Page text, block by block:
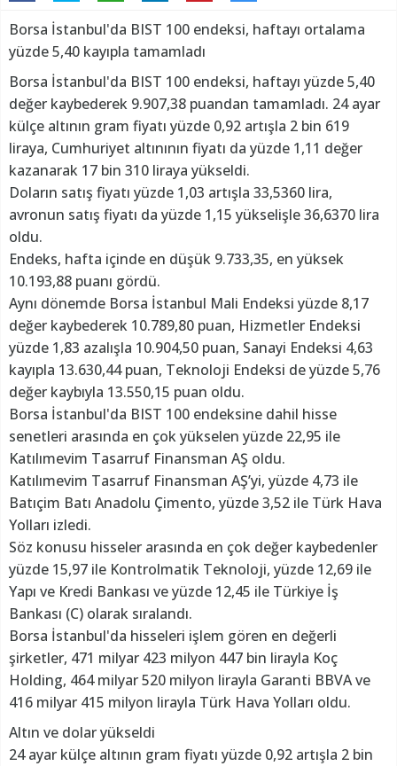
Borsa İstanbul'da BIST 100 endeksi, haftayı ortalama
yüzde 5,40 kayıpla tamamladı
Borsa İstanbul'da BIST 100 endeksi, haftayı yüzde 5,40
değer kaybederek 9.907,38 puandan tamamladı. 24 ayar
külçe altının gram fiyatı yüzde 0,92 artışla 2 bin 619
liraya, Cumhuriyet altınının fiyatı da yüzde 1,11 değer
kazanarak 17 bin 310 liraya yükseldi.
Doların satış fiyatı yüzde 1,03 artışla 33,5360 lira,
avronun satış fiyatı da yüzde 1,15 yükselişle 36,6370 lira
oldu.
Endeks, hafta içinde en düşük 9.733,35, en yüksek
10.193,88 puanı gördü.
Aynı dönemde Borsa İstanbul Mali Endeksi yüzde 8,17
değer kaybederek 10.789,80 puan, Hizmetler Endeksi
yüzde 1,83 azalışla 10.904,50 puan, Sanayi Endeksi 4,63
kayıpla 13.630,44 puan, Teknoloji Endeksi de yüzde 5,76
değer kaybıyla 13.550,15 puan oldu.
Borsa İstanbul'da BIST 100 endeksine dahil hisse
senetleri arasında en çok yükselen yüzde 22,95 ile
Katılımevim Tasarruf Finansman AŞ oldu.
Katılımevim Tasarruf Finansman AŞ’yi, yüzde 4,73 ile
Batıçim Batı Anadolu Çimento, yüzde 3,52 ile Türk Hava
Yolları izledi.
Söz konusu hisseler arasında en çok değer kaybedenler
yüzde 15,97 ile Kontrolmatik Teknoloji, yüzde 12,69 ile
Yapı ve Kredi Bankası ve yüzde 12,45 ile Türkiye İş
Bankası (C) olarak sıralandı.
Borsa İstanbul'da hisseleri işlem gören en değerli
şirketler, 471 milyar 423 milyon 447 bin lirayla Koç
Holding, 464 milyar 520 milyon lirayla Garanti BBVA ve
416 milyar 415 milyon lirayla Türk Hava Yolları oldu.
Altın ve dolar yükseldi
24 ayar külçe altının gram fiyatı yüzde 0,92 artışla 2 bin